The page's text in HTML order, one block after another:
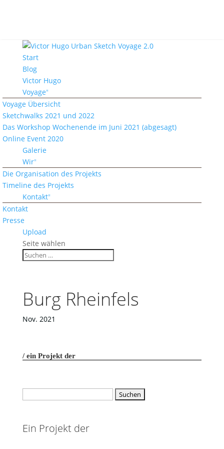
Start
Blog
Victor Hugo
Voyage
Voyage Übersicht
Sketchwalks 2021 und 2022
Das Workshop Wochenende im Juni 2021 (abgesagt)
Online Event 2020
Galerie
Wir
Die Organisation des Projekts
Timeline des Projekts
Kontakt
Kontakt
Presse
Upload
Seite wählen
Burg Rheinfels
Nov. 2021
ein Projekt der
Ein Projekt der